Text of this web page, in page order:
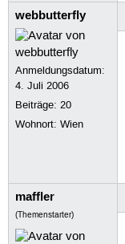
webbutterfly
Anmeldungsdatum:
4. Juli 2006
Beiträge:20
Wohnort: Wien
maffler
(Themenstarter)